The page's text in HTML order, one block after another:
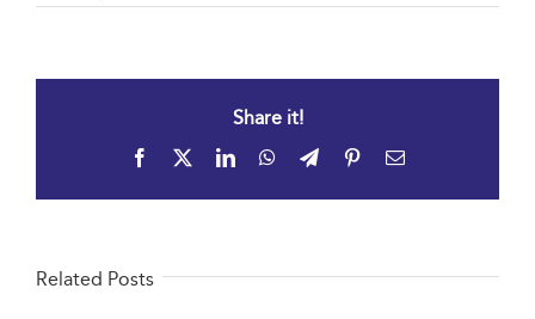
Share it!
Facebook LinkedInWhatsApp
TelegramPinterestEmail
Related Posts